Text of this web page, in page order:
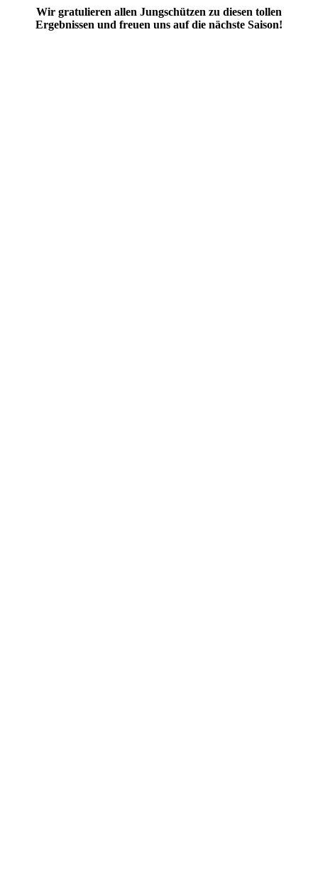
Wir gratulieren allen Jungschützen zu diesen tollen
Ergebnissen und freuen uns auf die nächste Saison!